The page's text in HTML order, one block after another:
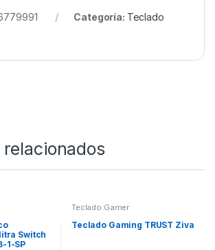
Categoría: Teclado
Switch
1-SP
Teclado Gamer
Teclado Gaming TRUST Ziva